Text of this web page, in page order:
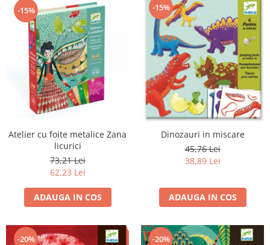
-15%
Atelier cu foite metalice Zana
licurici
73,21 Lei
62,23 Lei
ADAUGA IN COS
-15%
Dinozauri in miscare
45,76 Lei
38,89 Lei
ADAUGA IN COS
-20% -20%